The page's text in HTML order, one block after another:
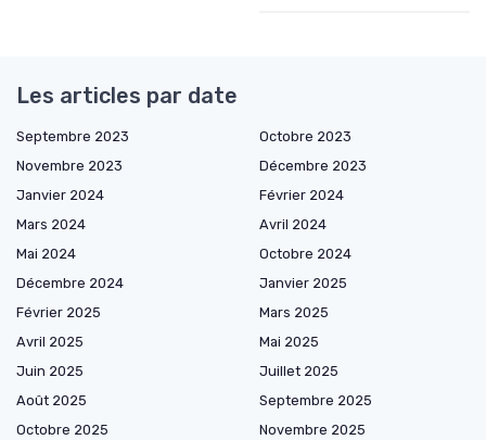
Les articles par date
Septembre 2023
Octobre 2023
Novembre 2023
Décembre 2023
Janvier 2024
Février 2024
Mars 2024
Avril 2024
Mai 2024
Octobre 2024
Décembre 2024
Janvier 2025
Février 2025
Mars 2025
Avril 2025
Mai 2025
Juin 2025
Juillet 2025
Août 2025
Septembre 2025
Octobre 2025
Novembre 2025